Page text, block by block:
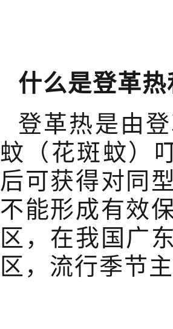
什么是登革
登革热是由
蚊（花斑蚊）
后可获得对同
不能形成有效
区，在我国广
区，流行季节